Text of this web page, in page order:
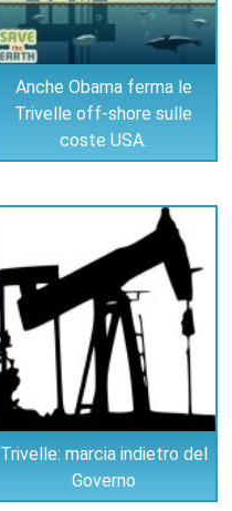
Anche Obama ferma le
Trivelle off-shore sulle
coste USA.
Trivelle: marcia indietro del
Governo